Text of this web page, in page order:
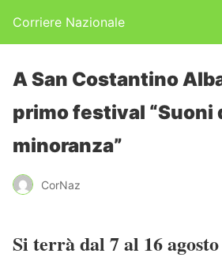
Corriere Nazionale
A San Costantino
primo festival “Suoni
minoranza”
CorNaz
Si terrà dal 7 al 16